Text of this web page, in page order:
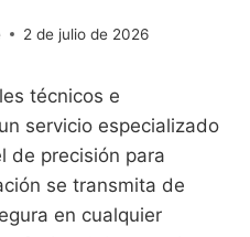
2 de julio de 2026
técnicos e
servicio especializado
de precisión para
se transmita de
en cualquier